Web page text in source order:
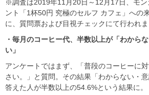
※調査は2019年11月20日～12月17日、モ
ント「1杯50円 究極のセルフ カフェ」への
に、質問票および目視チェックにて行われま
・毎月のコーヒー代、半数以上が「わから
い」
アンケートではまず、「普段のコーヒーに
さい。」と質問。その結果「わからない・
答えた人が半数以上の54.6%という結果に。